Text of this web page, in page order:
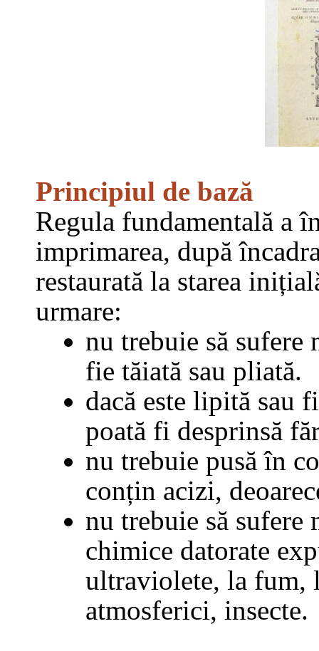
Principiul de bază
Regula fundamentală a
imprimarea, după
restaurată la starea
urmare:
nu trebuie să
fie tăiată sau pliată.
dacă este lipită sau
poată fi desprinsă
nu trebuie pusă în
conțin acizi,
nu trebuie să
chimice datorate
ultraviolete, la fum,
atmosferici, insecte.